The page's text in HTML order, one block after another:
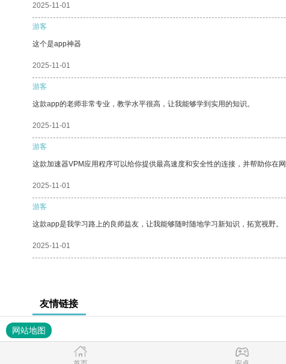
2025-11-01
游客
这个是app神器
2025-11-01
游客
这款app的老师非常专业，教学水平很高，让我能够学到实用的知识。
2025-11-01
游客
这款加速器VPM应用程序可以给你提供最高速度和安全性的连接，并帮助你在网
2025-11-01
游客
这款app是我学习路上的良师益友，让我能够随时随地学习新知识，拓宽视野。
2025-11-01
友情链接
网站地图